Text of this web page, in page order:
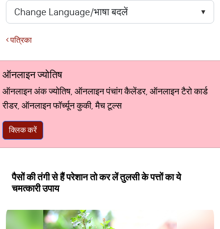
पत्रिका
ऑनलाइन ज्योतिष
ऑनलाइन अंक ज्योतिष, ऑनलाइन पंचांग कैलेंडर, ऑनलाइन टैरो कार्ड
रीडर, ऑनलाइन फॉर्च्यून कुकी, मैच टूल्स
क्लिक करें
पैसों की तंगी से हैं परेशान तो कर लें तुलसी के पत्तों का ये
चमत्कारी उपाय